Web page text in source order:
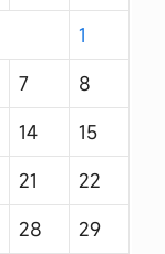
1
7
8
14
15
21
22
28 29